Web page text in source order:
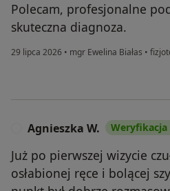
Polecam, profesjonalne
skuteczna diagnoza.
29 lipca 2026 • mgr Ewelina Białas •
Agnieszka W.
Już po pierwszej wizycie
osłabionej ręce i bolącej